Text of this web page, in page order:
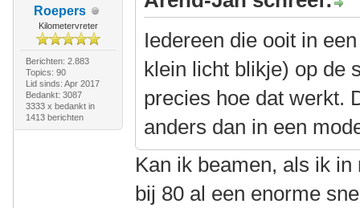
Roepers
Kilometervreter
Berichten: 2.883
Topics: 90
Lid sinds: Apr 2017
Bedankt: 3087
3333 x bedankt in
1413 berichten
Iedereen die ooit in
klein licht blikje) op de
precies hoe dat werkt.
anders dan in een
Kan ik beamen, als ik
bij 80 al een enorme